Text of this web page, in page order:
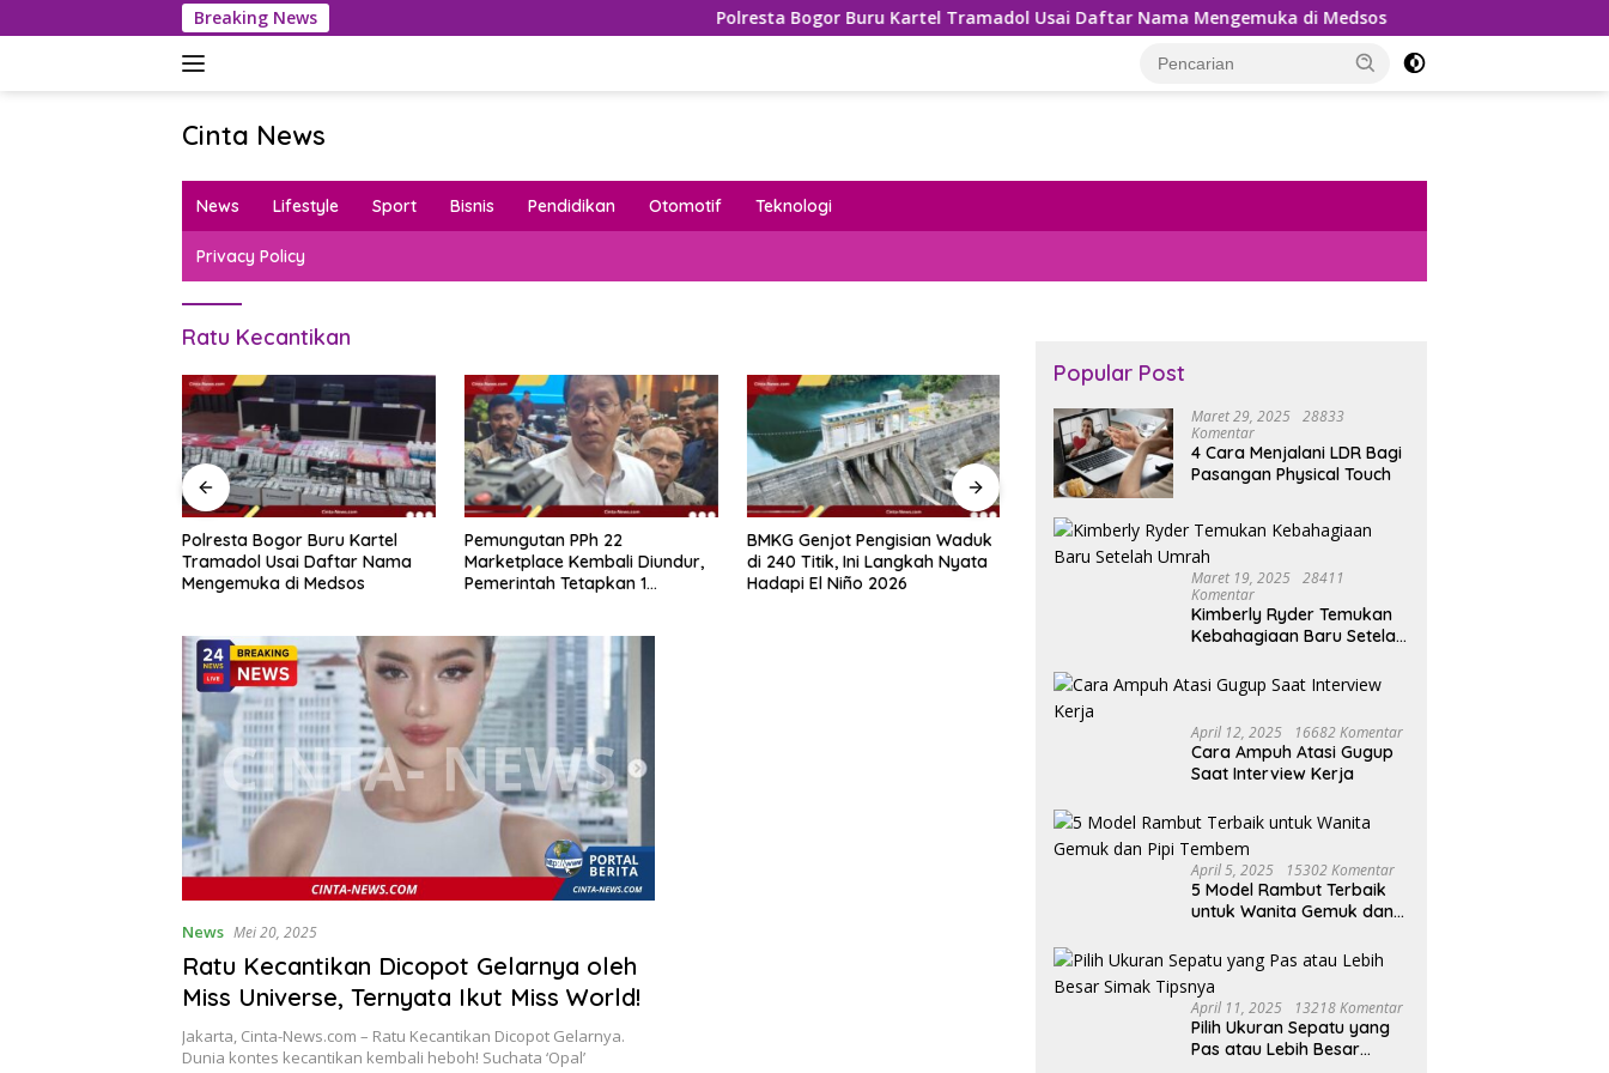
ke
Breaking News Polresta Bogor Buru Kartel Tramadol Usai Daftar Nama Mengemuka di Medsos Pemungutan PPh 22
Cinta News
News
Kabar
Penuh
Inspirasi!
News Lifestyle Sport Bisnis Pendidikan Otomotif Teknologi
Privacy Policy
Ratu Kecantikan
Pemungutan PPh 22
Marketplace Kembali Diundur,
Pemerintah Tetapkan 1
BMKG Genjot Pengisian Waduk
di 240 Titik, Ini Langkah Nyata
Hadapi El Niño 2026
BPOM Tutup Pabrik MinyaKita
di Karanganyar, Polisi Tahan 1
Pegawai
Dana Transfer ke Buleleng
Dipotong Rp25 M, TPP ASN
Terancam Tergerus
593 Kg Sisik dan Kuku
15 Tahun Penjara
News Mei 20, 2025
Ratu Kecantikan Dicopot Gelarnya oleh
Miss Universe, Ternyata Ikut Miss World!
Jakarta, Cinta-News.com – Ratu Kecantikan Dicopot Gelarnya.
Dunia kontes kecantikan kembali heboh! Suchata ‘Opal’
Popular Post
Maret 29, 2025
28833
Komentar
4 Cara Menjalani LDR Bagi
Pasangan Physical Touch
Maret 19, 2025
28411
Komentar
Kimberly Ryder Temukan
Kebahagiaan Baru Setelah
April 12, 2025 16682 Komentar
Cara Ampuh Atasi Gugup
Saat Interview Kerja
April 5, 2025 15302 Komentar
5 Model Rambut Terbaik
untuk Wanita Gemuk dan
April 11, 2025 13218 Komentar
Pilih Ukuran Sepatu yang
Pas atau Lebih Besar